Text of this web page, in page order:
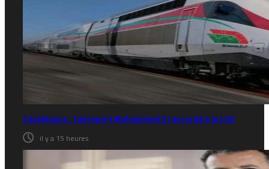
Casablanca : l’aéroport Mohammed V raccordé à la LGV
il y a 15 heures